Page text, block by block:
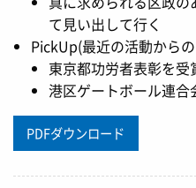
て見い出して行く
PickUp(最近の活動からの
東京都功労者表彰を受
港区ゲートボール連合
PDFダウンロード